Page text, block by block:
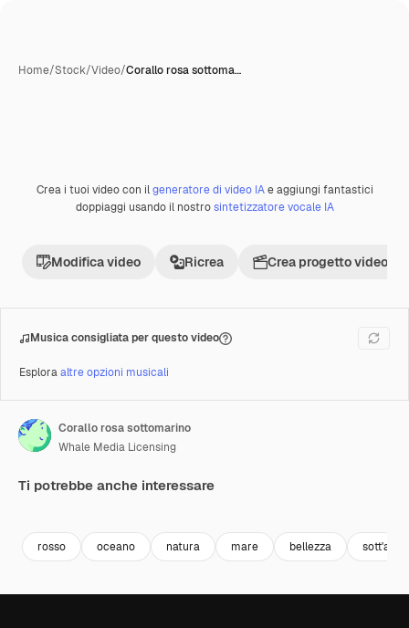
Home/Stock/Video/Corallo rosa sottoma…
Premium
Crea i tuoi video con ilgeneratore di video IAe aggiungi fantastici
doppiaggi usando il nostrosintetizzatore vocale IA
Modifica video Ricrea Crea progetto video
Musica consigliata per questo video
Esploraaltre opzioni musicali
Corallo rosa sottomarino
Whale Media Licensing
Ti potrebbe anche interessare
rosso oceano natura mare bellezza